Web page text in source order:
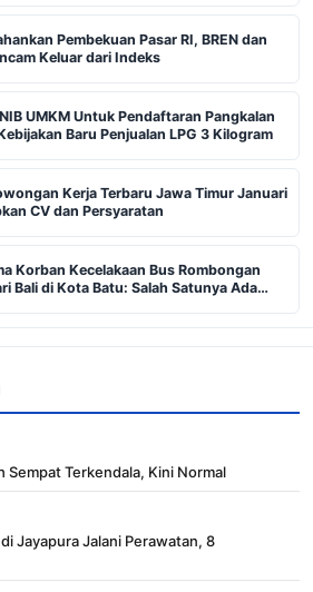
Pembekuan Pasar RI, BREN dan
Keluar dari Indeks
UMKM Untuk Pendaftaran Pangkalan
Baru Penjualan LPG 3 Kilogram
Kerja Terbaru Jawa Timur Januari
CV dan Persyaratan
Korban Kecelakaan Bus Rombongan
Bali di Kota Batu: Salah Satunya Ada
Sempat Terkendala, Kini Normal
Jayapura Jalani Perawatan, 8